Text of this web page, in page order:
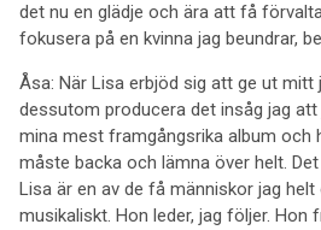
det nu en glädje och ära att få
fokusera på en kvinna jag beundrar,
Åsa: När Lisa erbjöd sig att ge ut mitt
dessutom producera det insåg jag
mina mest framgångsrika album och
måste backa och lämna över helt.
Lisa är en av de få människor jag
musikaliskt. Hon leder, jag följer. Hon